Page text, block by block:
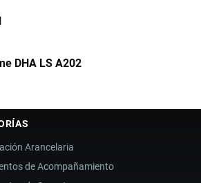
DHA LS A202
Arancelaria
de Acompañamiento